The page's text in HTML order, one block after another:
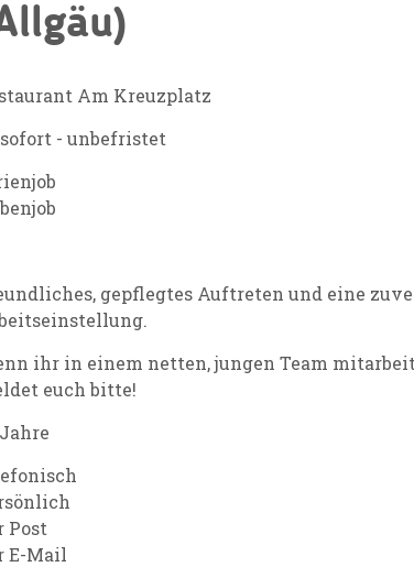
Am Kreuzplatz
sofort - unbefristet
gepflegtes Auftreten und eine
ihr in einem netten, jungen Team
euch bitte!
Post
E-Mail